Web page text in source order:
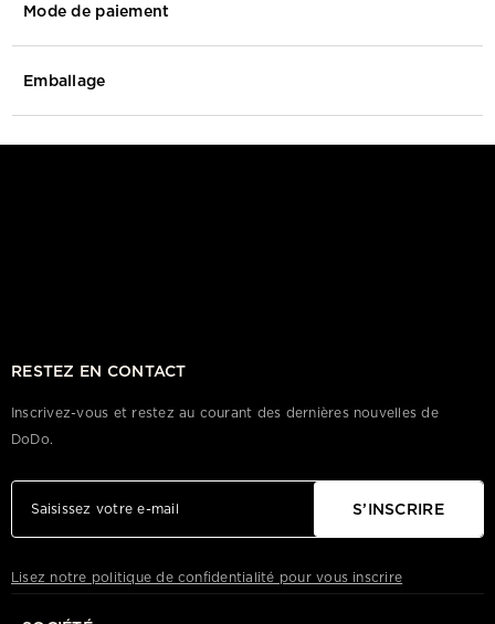
Mode de paiement
Emballage
RESTEZ EN CONTACT
Inscrivez-vous et restez au courant des dernières nouvelles de
DoDo.
S’INSCRIRE
Lisez notre politique de confidentialité pour vous inscrire